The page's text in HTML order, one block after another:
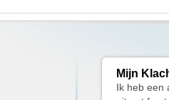
Mijn
Ik heb een